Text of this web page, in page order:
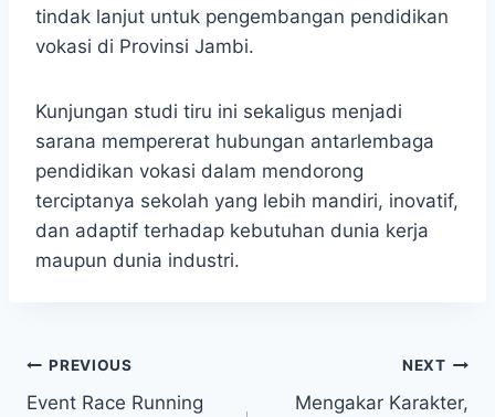
tindak lanjut untuk pengembangan pendidikan
vokasi di Provinsi Jambi.
Kunjungan studi tiru ini sekaligus menjadi
sarana mempererat hubungan antarlembaga
pendidikan vokasi dalam mendorong
terciptanya sekolah yang lebih mandiri, inovatif,
dan adaptif terhadap kebutuhan dunia kerja
maupun dunia industri.
Navigasi
PREVIOUS
Event Race Running
NEXT
Mengakar Karakter,